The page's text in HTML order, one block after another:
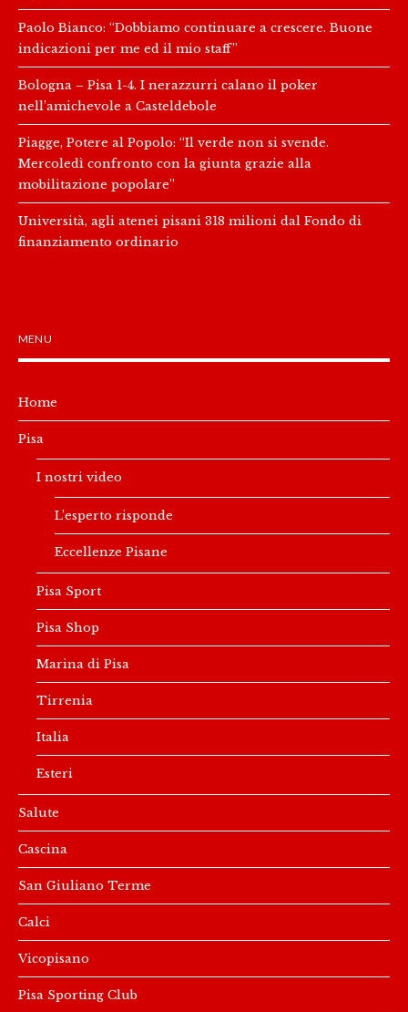
Paolo Bianco: “Dobbiamo continuare a crescere. Buone
indicazioni per me ed il mio staff”
Bologna – Pisa 1-4. I nerazzurri calano il poker
nell’amichevole a Casteldebole
Piagge, Potere al Popolo: “Il verde non si svende.
Mercoledì confronto con la giunta grazie alla
mobilitazione popolare”
Università, agli atenei pisani 318 milioni dal Fondo di
finanziamento ordinario
MENU
Home
Pisa
I nostri video
L’esperto risponde
Eccellenze Pisane
Pisa Sport
Pisa Shop
Marina di Pisa
Tirrenia
Italia
Esteri
Salute
Cascina
San Giuliano Terme
Calci
Vicopisano
Pisa Sporting Club